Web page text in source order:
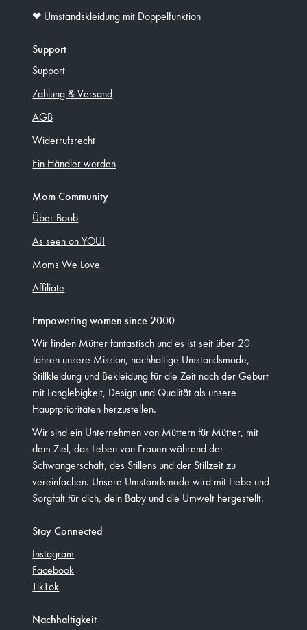
❤︎ Umstandskleidung mit Doppelfunktion
Support
Support
Zahlung & Versand
AGB
Widerrufsrecht
Ein Händler werden
Mom Community
Über Boob
As seen on YOU!
Moms We Love
Affiliate
Empowering women since 2000
Wir finden Mütter fantastisch und es ist seit über 20
Jahren unsere Mission, nachhaltige Umstandsmode,
Stillkleidung und Bekleidung für die Zeit nach der Geburt
mit Langlebigkeit, Design und Qualität als unsere
Hauptprioritäten herzustellen.
Wir sind ein Unternehmen von Müttern für Mütter, mit
dem Ziel, das Leben von Frauen während der
Schwangerschaft, des Stillens und der Stillzeit zu
vereinfachen. Unsere Umstandsmode wird mit Liebe und
Sorgfalt für dich, dein Baby und die Umwelt hergestellt.
Stay Connected
Instagram
Facebook
TikTok
Nachhaltigkeit